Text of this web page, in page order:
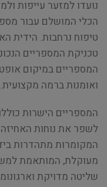
נועדו למזער עייפות
הכלי המושלם עבור
טיפוח נרחבות. הידית
טכניקת המספריים
המספריים במיקום
ואומנות ברמה מקצועית.
המספריים הישרות
לשפר את נוחות
המקומרות מתהדרות
מעוקלת, המותאמת
שליטה מדויקת